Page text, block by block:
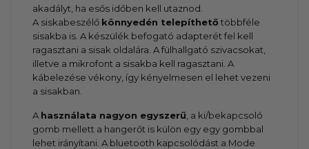
akadályt, ha esős időben kell utaznod.
A siskabeszélő könnyedén telepíthető többféle
sisakba is. A készülék befogató adapterét fel kell
ragasztani a sisak oldalára. A fülhallgató szivacsokat,
illetve a mikrofont a sisakba kell ragasztani. A
kábelezése vékony, így kényelmesen el lehet vezeni
a sisakban.
A használata nagyon egyszerű , a ki/bekapcsoló
gomb mellett a hangerőt is külön egy egy gombbal
lehet irányítani. A bluetooth kapcsolódást a Mode